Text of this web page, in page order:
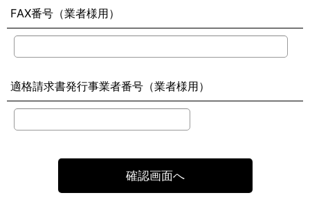
FAX番号（業者様用）
適格請求書発行事業者番号（業者様用）
確認画面へ